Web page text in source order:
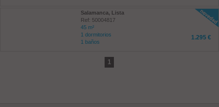
Salamanca, Lista
Ref: 50004817
45 m²
1 dormitorios
1 baños
1.295 €
1